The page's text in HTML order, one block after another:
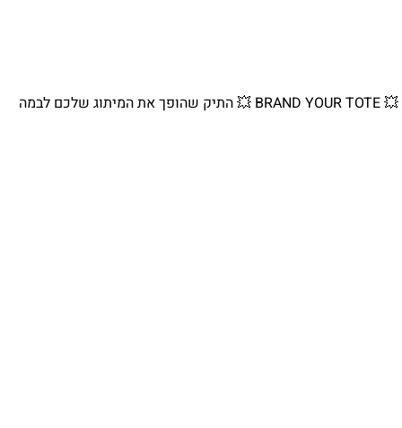
💥 BRAND YOUR TOTE 💥 התיק שהופך את המיתוג שלכם לבמה